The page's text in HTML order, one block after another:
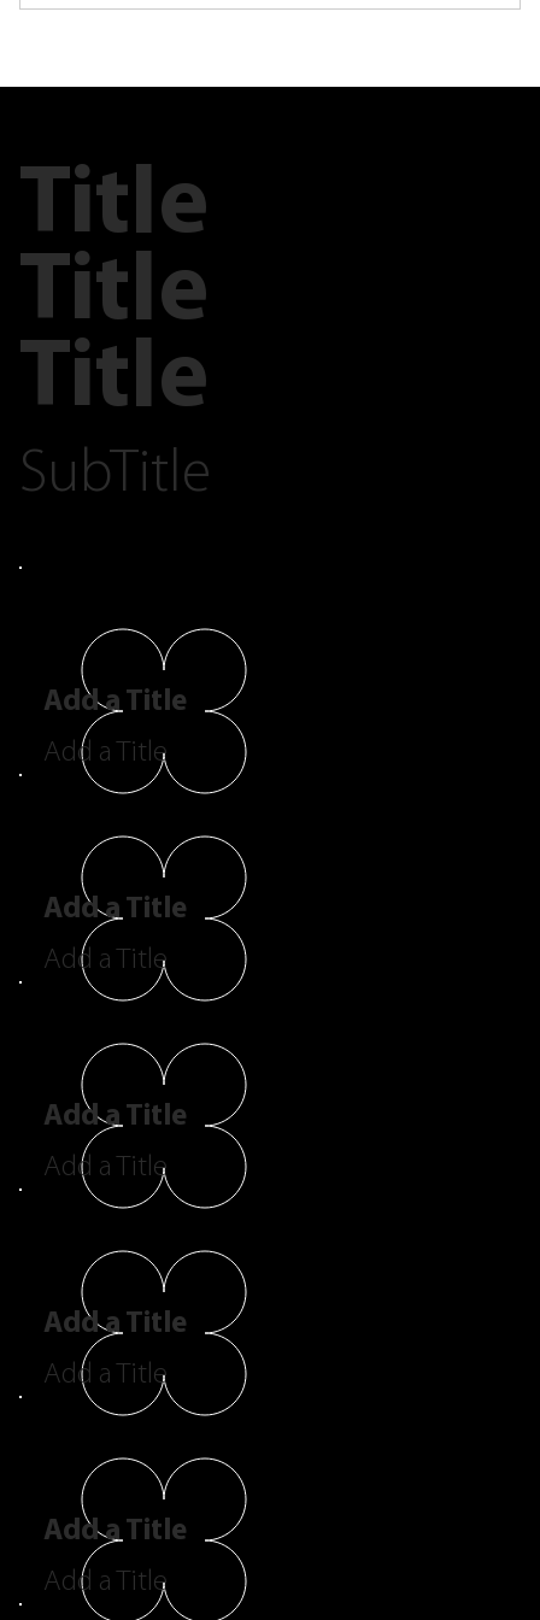
Title
Title
Title
SubTitle
Add a Title
Add a Title
Add a Title
Add a Title
Add a Title
Add a Title
Add a Title
Add a Title
Add a Title
Add a Title